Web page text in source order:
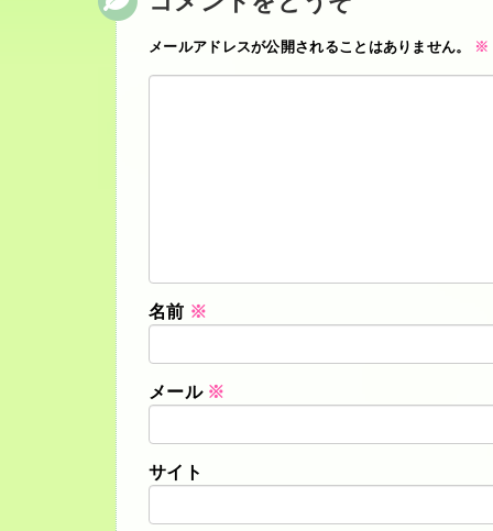
メールアドレスが公開されることはありません。 ※
名前 ※
メール ※
サイト